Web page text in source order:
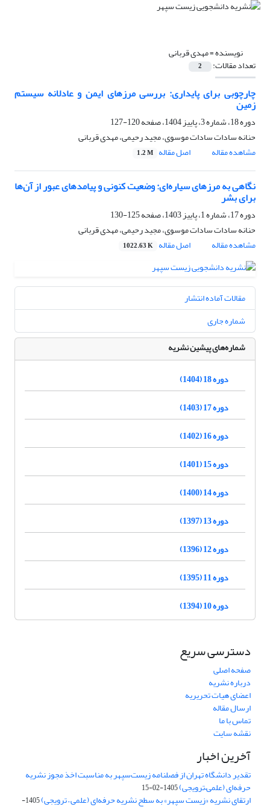
نویسنده =مهدی قربانی
تعداد مقالات: 2
چارچوبی برای پایداری: بررسی مرزهای ایمن و عادلانه سیستم
زمین
دوره 18، شماره 3، پاییز 1404، صفحه
120-127
حنانه سادات سادات موسوی، مجید رحیمی، مهدی قربانی
مشاهده مقاله
اصل مقاله 1.2 M
نگاهی به مرزهای سیاره‌ای: وضعیت کنونی و پیامدهای عبور از آن‌ها
برای بشر
دوره 17، شماره 1، پاییز 1403، صفحه
125-130
حنانه سادات سادات موسوی، مجید رحیمی، مهدی قربانی
مشاهده مقاله
اصل مقاله 1022.63 K
مقالات آماده انتشار
شماره جاری
شماره‌های پیشین نشریه
دوره 18 (1404)
دوره 17 (1403)
دوره 16 (1402)
دوره 15 (1401)
دوره 14 (1400)
دوره 13 (1397)
دوره 12 (1396)
دوره 11 (1395)
دوره 10 (1394)
دسترسی سریع
صفحه اصلی
درباره نشریه
اعضای هیات تحریریه
ارسال مقاله
تماس با ما
نقشه سایت
آخرین اخبار
تقدیر دانشگاه تهران از فصلنامه زیست‌سپهر به مناسبت اخذ مجوز نشریه
حرفه‌ای (علمی–ترویجی)1405-02-15
ارتقای نشریه «زیست‌ سپهر» به سطح نشریه حرفه‌ای (علمی – ترویجی)
1405-